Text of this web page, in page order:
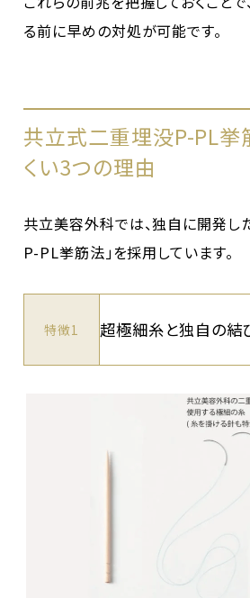
る前に早めの対処が可能です。
共立式二重埋没P-PL挙
くい3つの理由
共立美容外科では、独自に開発し
P-PL挙筋法」を採用しています。
特徴1 超極細糸と独自の結